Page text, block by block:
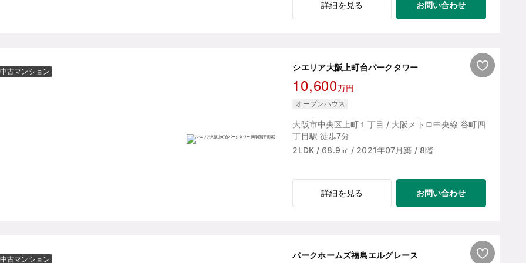
詳細を見る お問い合わせ
中古マンション シエリア大阪上町台パークタワー
10,600万円
オープンハウス
大阪市中央区上町１丁目 / 大阪メトロ中央線 谷町四
丁目駅 徒歩7分
2LDK / 68.9㎡ / 2021年07月築 / 8階
詳細を見る お問い合わせ
中古マンション パークホームズ福島エルグレース